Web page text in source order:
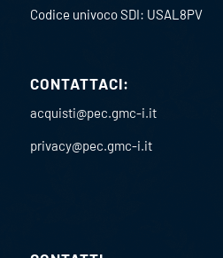
Codice univoco SDI: USAL8PV
CONTATTACI:
acquisti@pec.gmc-i.it
privacy@pec.gmc-i.it